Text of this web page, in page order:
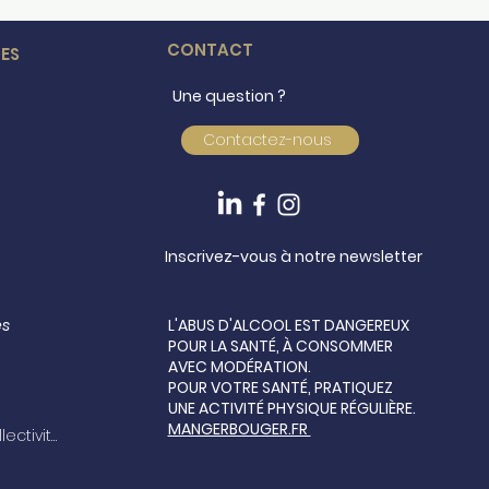
Espace CSE, Entreprises, Collectivités
CONTACT
Une question ?
Contactez-nous
Inscrivez-vous à notre newsletter
L'ABUS D'ALCOOL EST DANGEREUX
POUR LA SANTÉ, À CONSOMMER
AVEC MODÉRATION.
POUR VOTRE SANTÉ, PRATIQUEZ
UNE ACTIVITÉ PHYSIQUE RÉGULIÈRE.
MANGERBOUGER.FR